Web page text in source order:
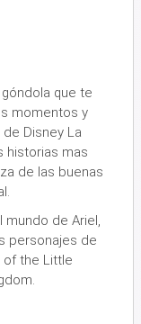
que te
momentos y
Disney La
historias mas
de las buenas
mundo de Ariel,
personajes de
of the Little